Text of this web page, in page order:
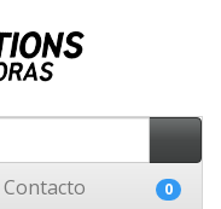
Contacto 0